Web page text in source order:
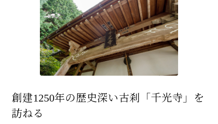
特集「一隅を照らす」
探訪「1200年の魅力交流」
日本文化を探る
プレスアーカイブ
サイトポリシー
創建1250年の歴史深い古刹「千光寺」を
訪ねる